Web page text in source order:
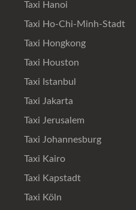
Taxi Hanoi
Taxi Ho-Chi-Minh-Stadt
Taxi Hongkong
Taxi Houston
Taxi Istanbul
Taxi Jakarta
Taxi Jerusalem
Taxi Johannesburg
Taxi Kairo
Taxi Kapstadt
Taxi Köln